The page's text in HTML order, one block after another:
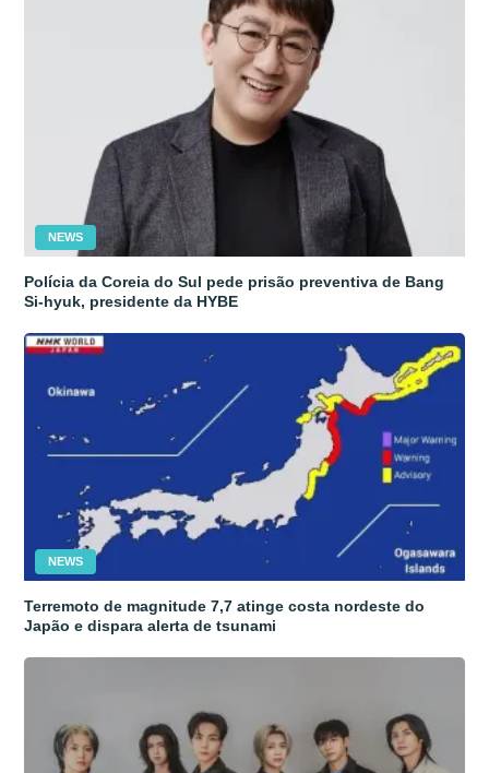
NEWS
Polícia da Coreia do Sul pede prisão preventiva de Bang
Si-hyuk, presidente da HYBE
NEWS
Terremoto de magnitude 7,7 atinge costa nordeste do
Japão e dispara alerta de tsunami